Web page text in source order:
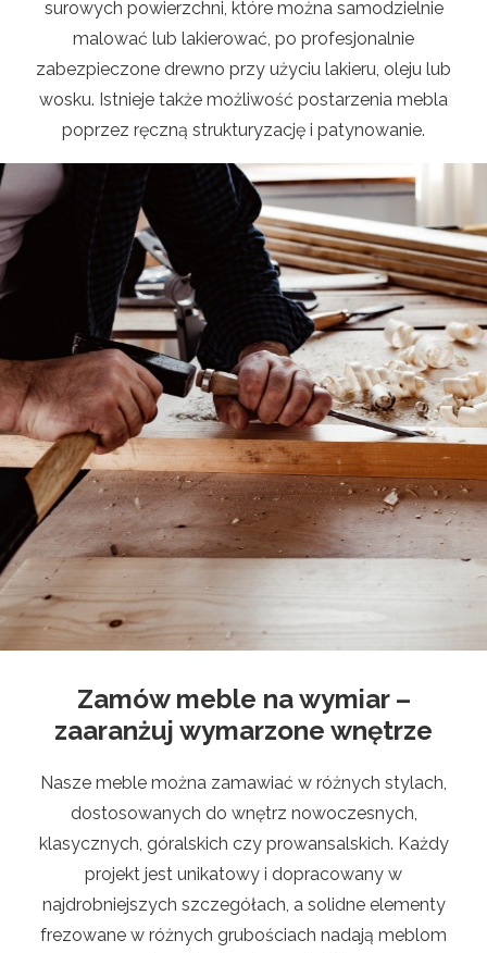
surowych powierzchni, które można samodzielnie
malować lub lakierować, po profesjonalnie
zabezpieczone drewno przy użyciu lakieru, oleju lub
wosku. Istnieje także możliwość postarzenia mebla
poprzez ręczną strukturyzację i patynowanie.
Zamów meble na wymiar –
zaaranżuj wymarzone wnętrze
Nasze meble można zamawiać w różnych stylach,
dostosowanych do wnętrz nowoczesnych,
klasycznych, góralskich czy prowansalskich. Każdy
projekt jest unikatowy i dopracowany w
najdrobniejszych szczegółach, a solidne elementy
frezowane w różnych grubościach nadają meblom